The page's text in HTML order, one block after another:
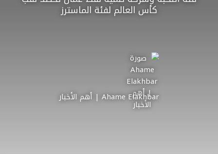
كأس العالم لفئة الماسترز
Ahame Elakhbar | أهم الأخبار